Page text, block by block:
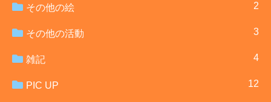
その他の絵 2
その他の活動 3
雑記 4
PIC UP 12